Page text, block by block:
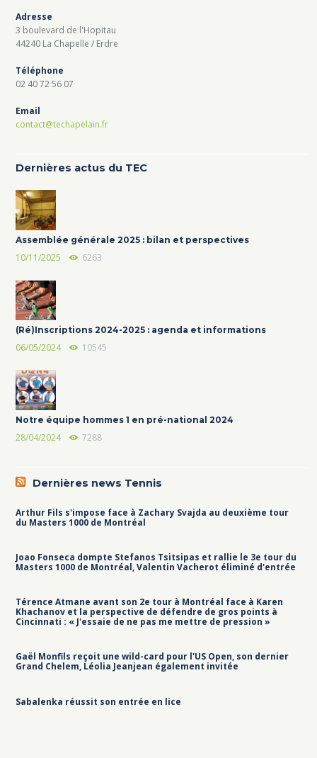
Adresse
3 boulevard de l'Hopitau
44240 La Chapelle / Erdre
Téléphone
02 40 72 56 07
Email
contact@techapelain.fr
Dernières actus du TEC
Assemblée générale 2025 : bilan et perspectives
10/11/2025 6263
(Ré)Inscriptions 2024-2025 : agenda et informations
06/05/2024 10545
Notre équipe hommes 1 en pré-national 2024
28/04/2024 7288
Dernières news Tennis
Arthur Fils s'impose face à Zachary Svajda au deuxième tour
du Masters 1000 de Montréal
Joao Fonseca dompte Stefanos Tsitsipas et rallie le 3e tour du
Masters 1000 de Montréal, Valentin Vacherot éliminé d'entrée
Térence Atmane avant son 2e tour à Montréal face à Karen
Khachanov et la perspective de défendre de gros points à
Cincinnati : « J'essaie de ne pas me mettre de pression »
Gaël Monfils reçoit une wild-card pour l'US Open, son dernier
Grand Chelem, Léolia Jeanjean également invitée
Sabalenka réussit son entrée en lice